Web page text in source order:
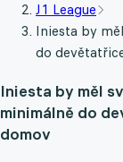
J1 League
Iniesta by
do
Iniesta by měl
minimálně do
domov